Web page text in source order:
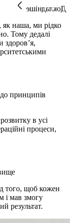
Докладніше
як наша, ми рідко
Тому дедалі
здоров’я,
до принципів
в усі
процеси,
того, щоб кожен
і мав змогу
результат.